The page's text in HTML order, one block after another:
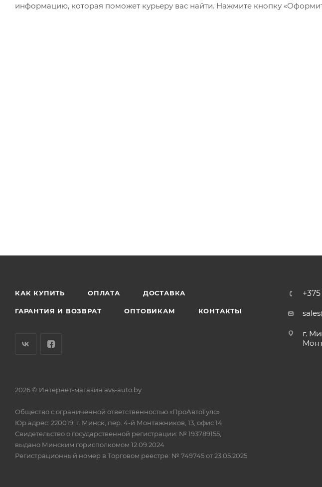
информацию, которая поможет курьеру вас найти. Нажмите кнопку
КАК КУПИТЬ ОПЛАТА ДОСТАВКА
ГАРАНТИЯ И ВОЗВРАТ ОПТОВИКАМ КОНТАКТЫ
+375
г.
2026 © Интернет-магазин avs-auto.by
Общество с ограниченной ответственностью «ПроАвтоТулс»
Юр.адрес: 220019, г. Минск, пер. 4-й Монтажников, 13, офис 14
Свидетельство о государственной регистрации: № 193789155,
выдано Минским горисполкомом 12.09.2024
Регистрационный номер в Торговом реестре: № 749745 от 23.05.2025